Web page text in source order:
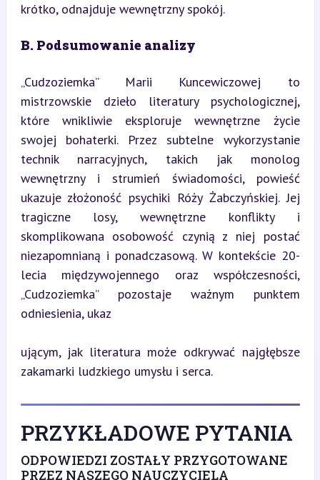
krótko, odnajduje wewnętrzny spokój.
B. Podsumowanie analizy
„Cudzoziemka” Marii Kuncewiczowej to
mistrzowskie dzieło literatury psychologicznej,
które wnikliwie eksploruje wewnętrzne życie
swojej bohaterki. Przez subtelne wykorzystanie
technik narracyjnych, takich jak monolog
wewnętrzny i strumień świadomości, powieść
ukazuje złożoność psychiki Róży Żabczyńskiej. Jej
tragiczne losy, wewnętrzne konflikty i
skomplikowana osobowość czynią z niej postać
niezapomnianą i ponadczasową. W kontekście 20-
lecia międzywojennego oraz współczesności,
„Cudzoziemka” pozostaje ważnym punktem
odniesienia, ukaz
ującym, jak literatura może odkrywać najgłębsze
zakamarki ludzkiego umysłu i serca.
PRZYKŁADOWE PYTANIA
ODPOWIEDZI ZOSTAŁY PRZYGOTOWANE
PRZEZ NASZEGO NAUCZYCIELA